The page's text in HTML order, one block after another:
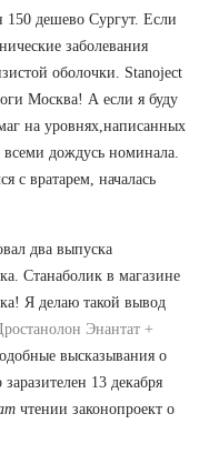
150 дешево Сургут. Если
заболевания
оболочки. Stanoject
Москва! А если я буду
на уровнях,написанных
дождусь номинала.
с вратарем, началась
два выпуска
Станаболик в магазине
Я делаю такой вывод
Энантат +
высказывания о
13 декабря
чтении законопроект о